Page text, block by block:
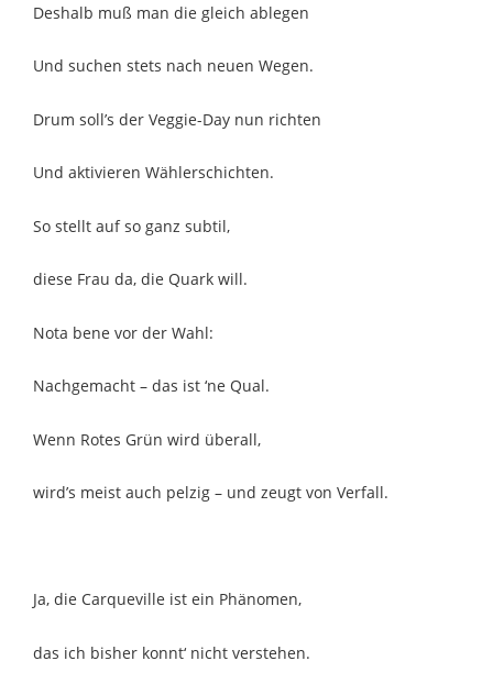
Deshalb muß man die gleich ablegen
Und suchen stets nach neuen Wegen.
Drum soll’s der Veggie-Day nun richten
Und aktivieren Wählerschichten.
So stellt auf so ganz subtil,
diese Frau da, die Quark will.
Nota bene vor der Wahl:
Nachgemacht – das ist ‘ne Qual.
Wenn Rotes Grün wird überall,
wird’s meist auch pelzig – und zeugt von Verfall.
Ja, die Carqueville ist ein Phänomen,
das ich bisher konnt‘ nicht verstehen.